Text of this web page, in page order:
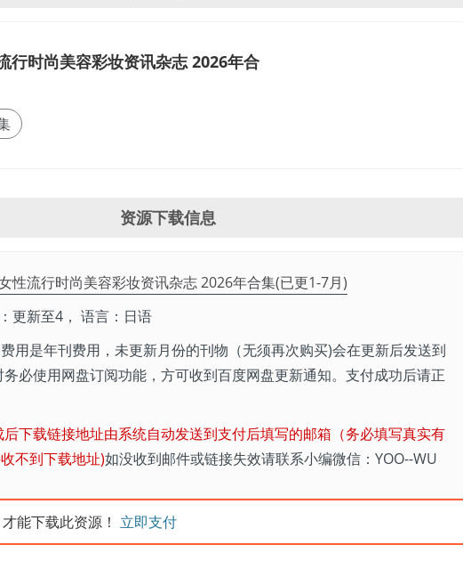
行时尚美容彩妆资讯杂志 2026年合
资源下载信息
性流行时尚美容彩妆资讯杂志 2026年合集(已更1-7月)
更新至4， 语言：日语
用是年刊费用，未更新月份的刊物（无须再次购买)会在更新后发送到
必使用网盘订阅功能，方可收到百度网盘更新通知。支付成功后请正
后下载链接地址由系统自动发送到支付后填写的邮箱（务必填写真实有
不到下载地址)如没收到邮件或链接失效请联系小编微信：YOO--WU
才能下载此资源！ 立即支付